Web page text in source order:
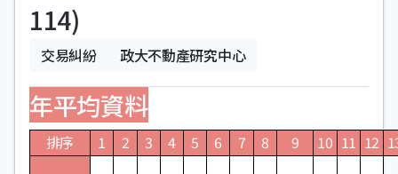
114)
交易糾紛 政大不動產研究中心
年平均資料
排序 1 2 3 4 5 6 7 8 9 10 11 12